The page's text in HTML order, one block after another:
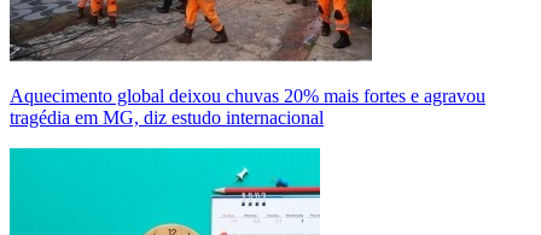
Aquecimento global deixou chuvas 20% mais fortes e agravou
tragédia em MG, diz estudo internacional